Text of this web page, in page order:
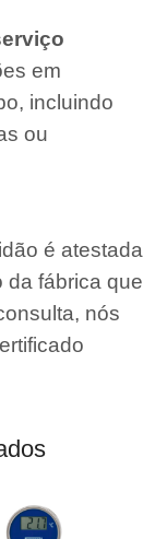
em
incluindo
ou
é atestada
da fábrica que
nós